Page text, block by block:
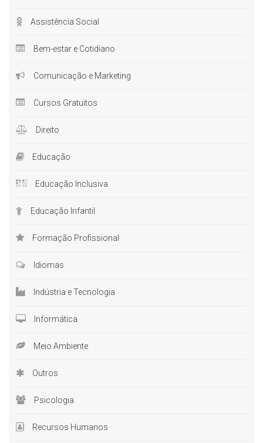
Assistência Social
Bem-estar e Cotidiano
Comunicação e Marketing
Cursos Gratuitos
Direito
Educação
Educação Inclusiva
Educação Infantil
Formação Profissional
Idiomas
Indústria e Tecnologia
Informática
Meio Ambiente
Outros
Psicologia
Recursos Humanos